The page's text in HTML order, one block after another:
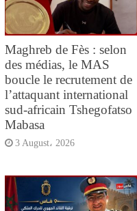
Maghreb de Fès : selon
des médias, le MAS
boucle le recrutement de
l’attaquant international
sud-africain Tshegofatso
Mabasa
3 August، 2026